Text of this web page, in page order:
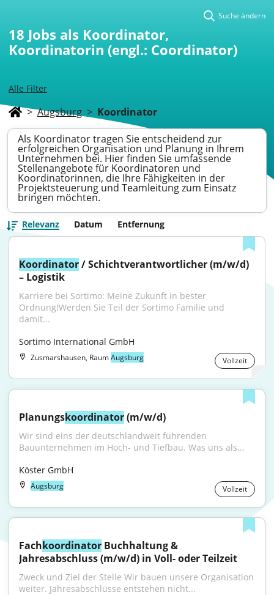
Alle Filter
Suche ändern
18 Jobs als Koordinator,
Koordinatorin (engl.: Coordinator)
> Augsburg > Koordinator
Als Koordinator tragen Sie entscheidend zur
erfolgreichen Organisation und Planung in Ihrem
Unternehmen bei. Hier finden Sie umfassende
Stellenangebote für Koordinatoren und
Koordinatorinnen, die Ihre Fähigkeiten in der
Projektsteuerung und Teamleitung zum Einsatz
bringen möchten.
Relevanz Datum Entfernung
Koordinator / Schichtverantwortlicher (m/w/d)
– Logistik
Karriere bei Sortimo: Meine Zukunft in bester
Ordnung!Werden Sie Teil der Sortimo Familie und
damit...
Sortimo International GmbH
Zusmarshausen, RaumAugsburg Vollzeit
Planungskoordinator (m/w/d)
Wir sind eins der deutschlandweit führenden
Bauunternehmen im Hoch- und Tiefbau. Was uns als...
Köster GmbH
Augsburg Vollzeit
Fachkoordinator Buchhaltung &
Jahresabschluss (m/w/d) in Voll- oder Teilzeit
Zweck und Ziel der Stelle Wir bauen unsere Organisation
weiter. Jahresabschlüsse entstehen nicht...